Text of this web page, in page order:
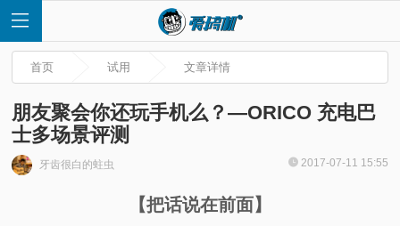
首
首页 试用 文章详情
朋友聚会你还玩手机么？—ORICO 充电巴
士多场景评测
牙齿很白的蛀虫 2017-07-11 15:55
【把话说在前面】